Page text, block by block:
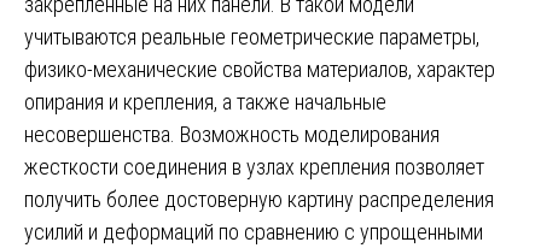
учитываются реальные геометрические параметры,
физико-механические свойства материалов, характер
опирания и крепления, а также начальные
несовершенства. Возможность моделирования
жесткости соединения в узлах крепления позволяет
получить более достоверную картину распределения
усилий и деформаций по сравнению с упрощенными